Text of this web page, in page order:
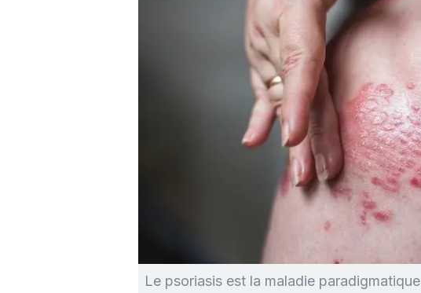
Le psoriasis est la maladie